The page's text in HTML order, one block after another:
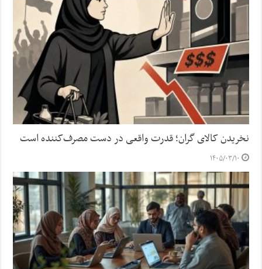
نخریدن کالای گران؛ قدرت واقعی در دست مصرف‌کننده است
۱۴۰۵/۰۳/۱۰